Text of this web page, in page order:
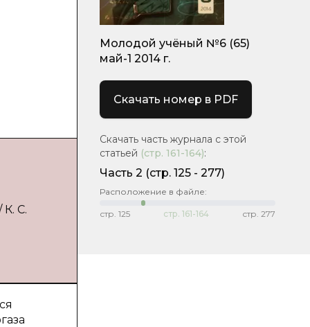
С.
Молодой учёный №6 (65)
май-1 2014 г.
Скачать номер в PDF
Скачать часть журнала с этой
статьей (стр. 161-164):
Часть 2 (cтр. 125 - 277)
Расположение в файле:
стр. 125 стр. 161-164 стр. 277